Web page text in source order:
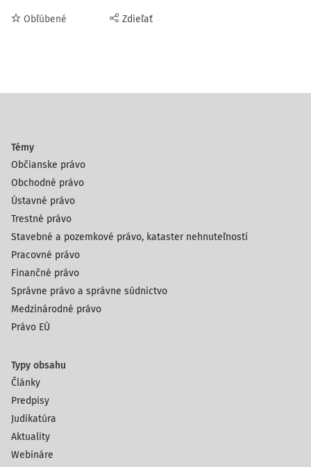
Obľúbené Zdieľať
Témy
Občianske právo
Obchodné právo
Ústavné právo
Trestné právo
Stavebné a pozemkové právo, kataster nehnuteľností
Pracovné právo
Finančné právo
Správne právo a správne súdnictvo
Medzinárodné právo
Právo EÚ
Typy obsahu
Články
Predpisy
Judikatúra
Aktuality
Webináre